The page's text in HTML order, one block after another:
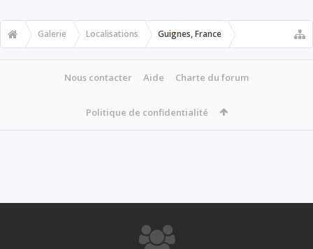
Galerie Localisations Guignes, France
Nous contacter Aide Charte du forum
Politique de confidentialité